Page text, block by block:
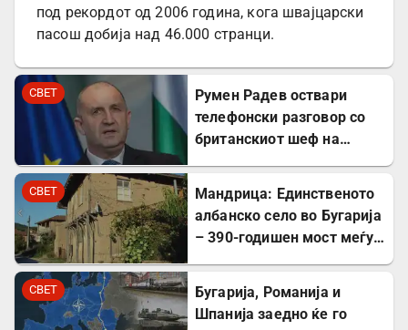
под рекордот од 2006 година, кога швајцарски
пасош добија над 46.000 странци.
СВЕТ
Румен Радев оствари
телефонски разговор со
британскиот шеф на
СВЕТ
Мандрица: Единственото
албанско село во Бугарија
– 390-годишен мост меѓу
СВЕТ
Бугарија, Романија и
Шпанија заедно ќе го